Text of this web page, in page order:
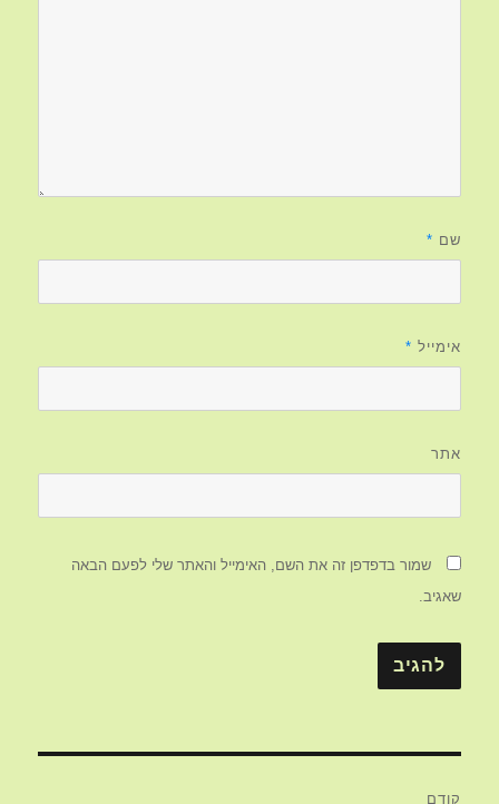
שם *
אימייל *
אתר
שמור בדפדפן זה את השם, האימייל והאתר שלי לפעם הבאה
שאגיב.
קודם